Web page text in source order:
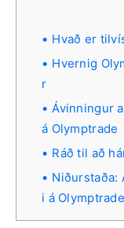
Hvað er
Hvernig
r
Ávinningur
á Olymptrade
Ráð til að
Niðurstaða:
i á Olymptrade